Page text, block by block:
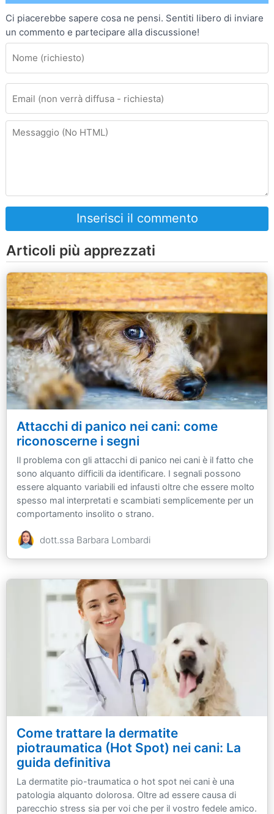
Ci piacerebbe sapere cosa ne pensi. Sentiti libero di inviare
un commento e partecipare alla discussione!
Inserisci il commento
Articoli più apprezzati
Attacchi di panico nei cani: come
riconoscerne i segni
Il problema con gli attacchi di panico nei cani è il fatto che
sono alquanto difficili da identificare. I segnali possono
essere alquanto variabili ed infausti oltre che essere molto
spesso mal interpretati e scambiati semplicemente per un
comportamento insolito o strano.
dott.ssa Barbara Lombardi
Come trattare la dermatite
piotraumatica (Hot Spot) nei cani: La
guida definitiva
La dermatite pio-traumatica o hot spot nei cani è una
patologia alquanto dolorosa. Oltre ad essere causa di
parecchio stress sia per voi che per il vostro fedele amico.